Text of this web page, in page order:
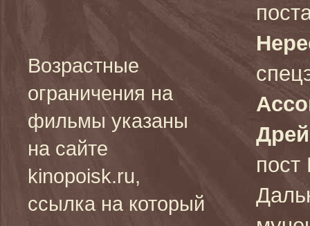
Возрастные
ограничения на
фильмы указаны
на сайте
kinopoisk.ru,
ссылка на который
пост